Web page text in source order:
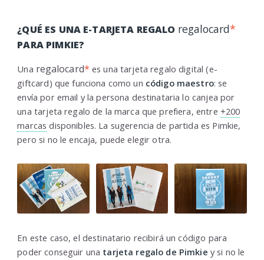
¿QUÉ ES UNA E-TARJETA REGALO regalocard*
PARA PIMKIE?
Una regalocard* es una tarjeta regalo digital (e-
giftcard) que funciona como un código maestro: se
envía por email y la persona destinataria lo canjea por
una tarjeta regalo de la marca que prefiera, entre +200
marcas disponibles. La sugerencia de partida es Pimkie,
pero si no le encaja, puede elegir otra.
En este caso, el destinatario recibirá un código para
poder conseguir una tarjeta regalo de Pimkie y si no le